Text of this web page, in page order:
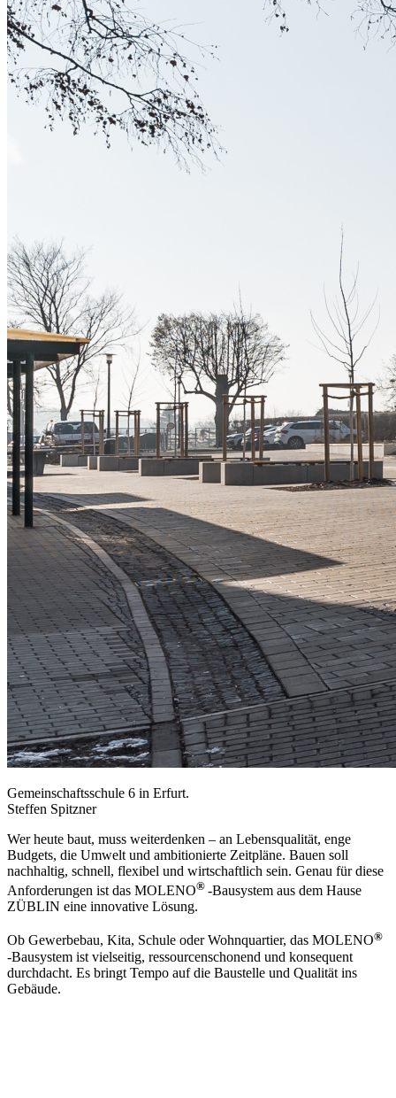
Gemeinschaftsschule 6 in Erfurt.
Steffen Spitzner
Wer heute baut, muss weiterdenken – an Lebensqualität, enge
Budgets, die Umwelt und ambitionierte Zeitpläne. Bauen soll
nachhaltig, schnell, flexibel und wirtschaftlich sein. Genau für diese
Anforderungen ist das MOLENO® -Bausystem aus dem Hause
ZÜBLIN eine innovative Lösung.
Ob Gewerbebau, Kita, Schule oder Wohnquartier, das MOLENO®
-Bausystem ist vielseitig, ressourcenschonend und konsequent
durchdacht. Es bringt Tempo auf die Baustelle und Qualität ins
Gebäude.